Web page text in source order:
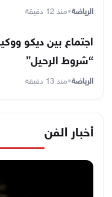
الرياضة•منذ 12 دقيقة
اجتماع بين ديكو
“شروط الرحيل”
الرياضة•منذ 13 دقيقة
أخبار الفن